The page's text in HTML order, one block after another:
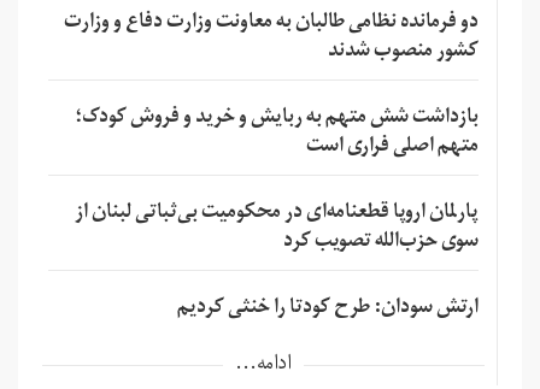
دو فرمانده نظامی طالبان به معاونت وزارت دفاع و وزارت
کشور منصوب شدند
بازداشت شش متهم به ربایش و خرید و فروش کودک؛
متهم اصلی فراری است
پارلمان اروپا قطعنامه‌ای در محکومیت بی‌ثباتی لبنان از
سوی حزب‌الله تصویب کرد
ارتش سودان: طرح کودتا را خنثی کردیم
ادامه...